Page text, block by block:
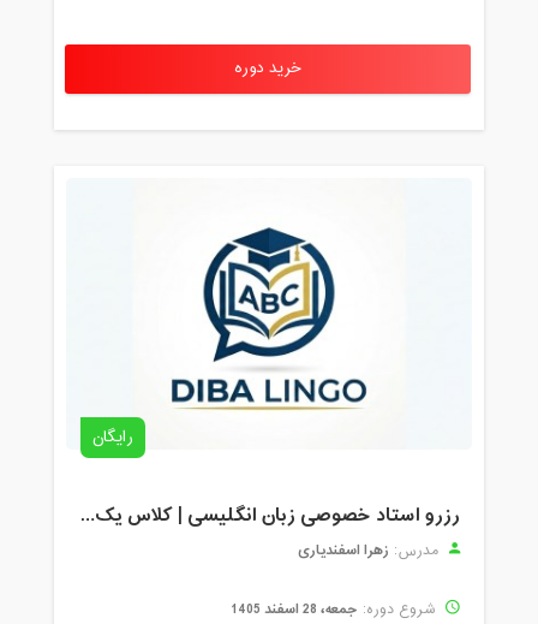
خرید دوره
رایگان
رزرو استاد خصوصی زبان انگلیسی | کلاس یک‌نفره با زهرا اسفندیاری + مشاوره رایگان
مدرس: زهرا اسفندیاری
شروع دوره: جمعه، 28 اسفند 1405